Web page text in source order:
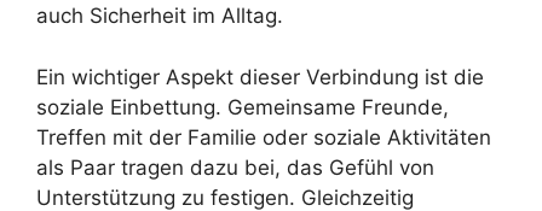
auch Sicherheit im Alltag.
Ein wichtiger Aspekt dieser Verbindung ist die
soziale Einbettung. Gemeinsame Freunde,
Treffen mit der Familie oder soziale Aktivitäten
als Paar tragen dazu bei, das Gefühl von
Unterstützung zu festigen. Gleichzeitig